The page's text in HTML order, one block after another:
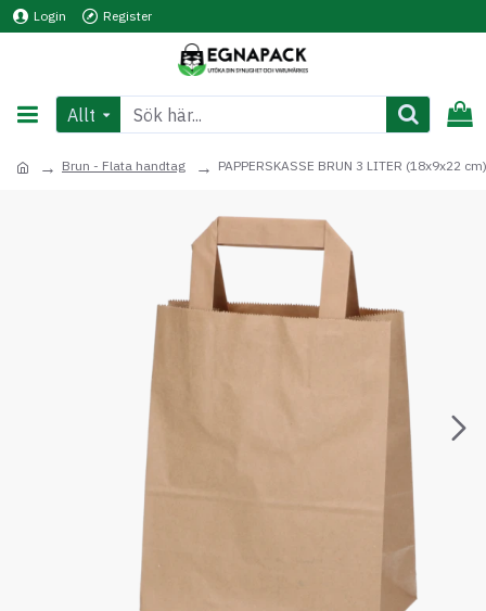
Login Register
Allt
Brun - Flata handtag PAPPERSKASSE BRUN 3 LITER (18x9x22 cm)